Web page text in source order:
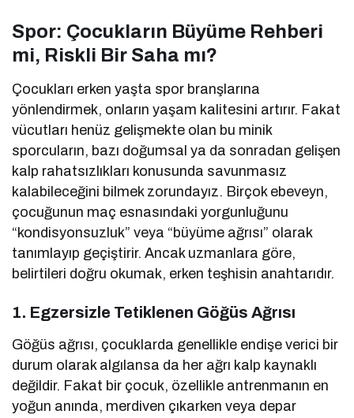
Spor: Çocukların Büyüme Rehberi
mi, Riskli Bir Saha mı?
Çocukları erken yaşta spor branşlarına
yönlendirmek, onların yaşam kalitesini artırır. Fakat
vücutları henüz gelişmekte olan bu minik
sporcuların, bazı doğumsal ya da sonradan gelişen
kalp rahatsızlıkları konusunda savunmasız
kalabileceğini bilmek zorundayız. Birçok ebeveyn,
çocuğunun maç esnasındaki yorgunluğunu
“kondisyonsuzluk” veya “büyüme ağrısı” olarak
tanımlayıp geçiştirir. Ancak uzmanlara göre,
belirtileri doğru okumak, erken teşhisin anahtarıdır.
1. Egzersizle Tetiklenen Göğüs Ağrısı
Göğüs ağrısı, çocuklarda genellikle endişe verici bir
durum olarak algılansa da her ağrı kalp kaynaklı
değildir. Fakat bir çocuk, özellikle antrenmanın en
yoğun anında, merdiven çıkarken veya depar